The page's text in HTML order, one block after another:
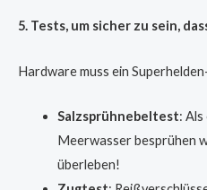
5. Tests, um sicher zu sein,
Hardware muss ein
Salzsprühnebeltest:
Meerwasser besprühen
überleben!